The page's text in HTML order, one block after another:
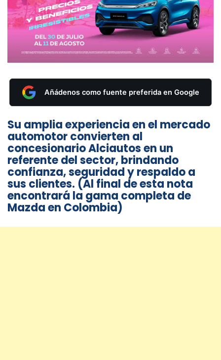
Añádenos como fuente preferida en Google
Su amplia experiencia en el mercado
automotor convierten al
concesionario Alciautos en un
referente del sector, brindando
confianza, seguridad y respaldo a
sus clientes. (Al final de esta nota
encontrará la gama completa de
Mazda en Colombia)